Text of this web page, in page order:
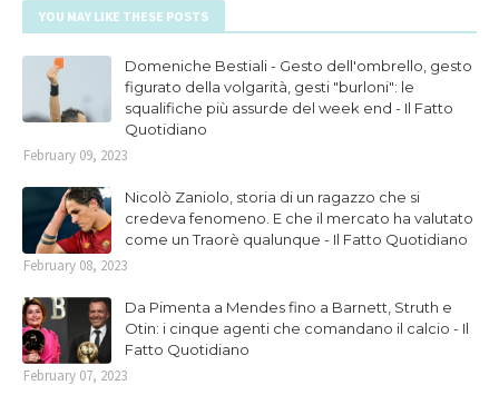
YOU MAY LIKE THESE POSTS
Domeniche Bestiali - Gesto dell'ombrello, gesto
figurato della volgarità, gesti "burloni": le
squalifiche più assurde del week end - Il Fatto
Quotidiano
February 09, 2023
Nicolò Zaniolo, storia di un ragazzo che si
credeva fenomeno. E che il mercato ha valutato
come un Traorè qualunque - Il Fatto Quotidiano
February 08, 2023
Da Pimenta a Mendes fino a Barnett, Struth e
Otin: i cinque agenti che comandano il calcio - Il
Fatto Quotidiano
February 07, 2023